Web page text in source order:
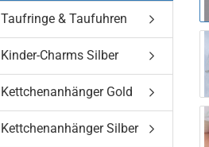
Taufringe & Taufuhren
Kinder-Charms Silber
Kettchenanhänger Gold
Kettchenanhänger Silber